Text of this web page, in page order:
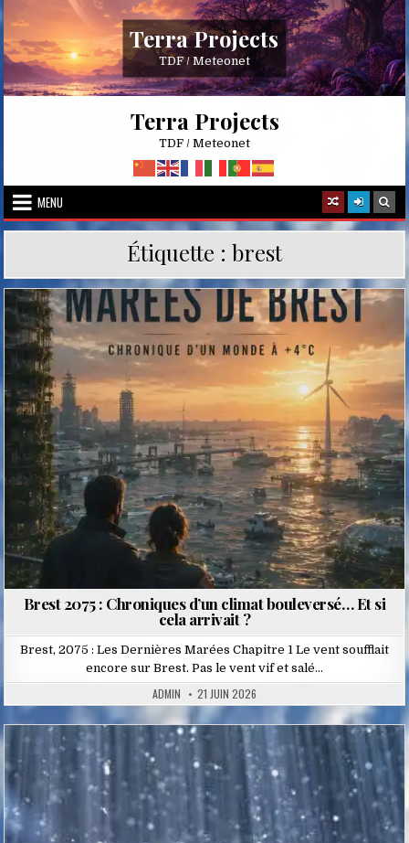
Skip
to
content
Terra Projects
TDF / Meteonet
Terra Projects
TDF / Meteonet
MENU
Étiquette : brest
Posted
in
Brest 2075 : Chroniques d’un climat bouleversé… Et si
cela arrivait ?
Brest, 2075 : Les Dernières Marées Chapitre 1 Le vent soufflait
encore sur Brest. Pas le vent vif et salé…
ADMIN 21 JUIN 2026
Posted
in